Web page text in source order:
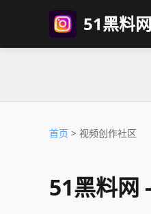
51黑料网
首页 > 视频创作社区
51黑料网